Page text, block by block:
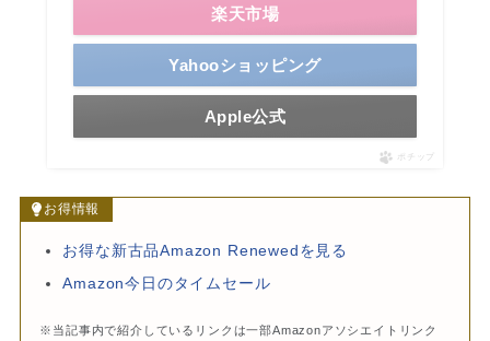
楽天市場
Yahooショッピング
Apple公式
ポチップ
お得情報
お得な新古品Amazon Renewedを見る
Amazon今日のタイムセール
※当記事内で紹介しているリンクは一部Amazonアソシエイトリンク